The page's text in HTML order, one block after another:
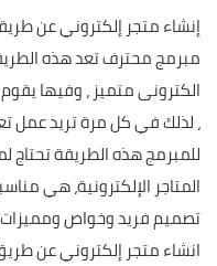
إنشاء متجر إلكتروني عن
مبرمج محترف تعد هذه
الكترونى متميز ، وفيها
، لذلك في كل مرة تريد عمل
للمبرمج هذه الطريقة
المتاجر الإلكترونية، هي
تصميم فريد وخواص ومميزات
انشاء متجر إلكتروني عن